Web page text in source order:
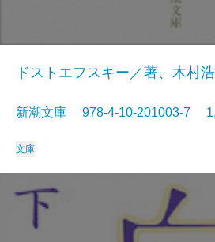
ドストエフスキー／著、木村
新潮文庫 978-4-10-201003-7
文庫